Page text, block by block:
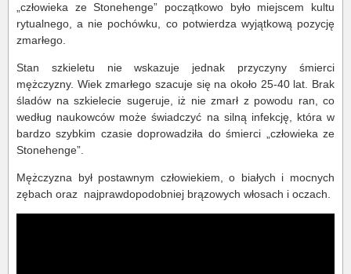
„człowieka ze Stonehenge” początkowo było miejscem kultu
rytualnego, a nie pochówku, co potwierdza wyjątkową pozycję
zmarłego.
Stan szkieletu nie wskazuje jednak przyczyny śmierci
mężczyzny. Wiek zmarłego szacuje się na około 25-40 lat. Brak
śladów na szkielecie sugeruje, iż nie zmarł z powodu ran, co
według naukowców może świadczyć na silną infekcję, która w
bardzo szybkim czasie doprowadziła do śmierci „człowieka ze
Stonehenge”.
Mężczyzna był postawnym człowiekiem, o białych i mocnych
zębach oraz najprawdopodobniej brązowych włosach i oczach.